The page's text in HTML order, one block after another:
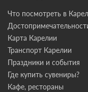
Что посмотреть в
Карта Карелии
Транспорт Карелии
Праздники и события
Где купить сувениры?
Кафе, рестораны